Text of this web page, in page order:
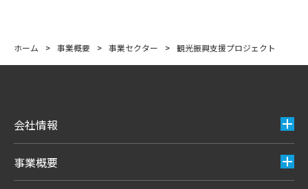
ホーム > 事業概要 > 事業セクター > 観光振興支援プロジェクト
会社情報
事業概要